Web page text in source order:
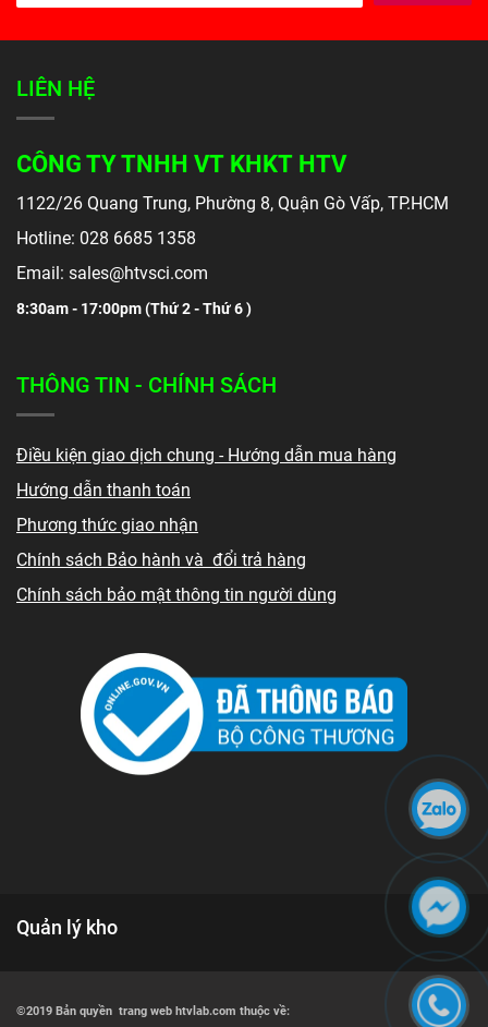
Quản lý kho
LIÊN HỆ
CÔNG TY TNHH VT KHKT HTV
1122/26 Quang Trung, Phường 8, Quận Gò Vấp, TP.HCM
Hotline: 028 6685 1358
Email: sales@htvsci.com
8:30am - 17:00pm (Thứ 2 - Thứ 6 )
THÔNG TIN - CHÍNH SÁCH
Điều kiện giao dịch chung - Hướng dẫn mua hàng
Hướng dẫn thanh toán
Phương thức giao nhận
Chính sách Bảo hành và đổi trả hàng
Chính sách bảo mật thông tin người dùng
©2019 Bản quyền trang web htvlab.com thuộc về: